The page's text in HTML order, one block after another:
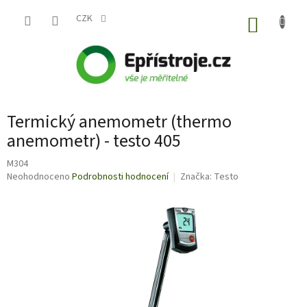
CZK
Termický anemometr (thermo
anemometr) - testo 405
M304
Průměrné
Neohodnoceno Podrobnosti hodnocení Značka: Testo